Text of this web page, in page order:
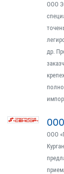
ООО
др.
ООО